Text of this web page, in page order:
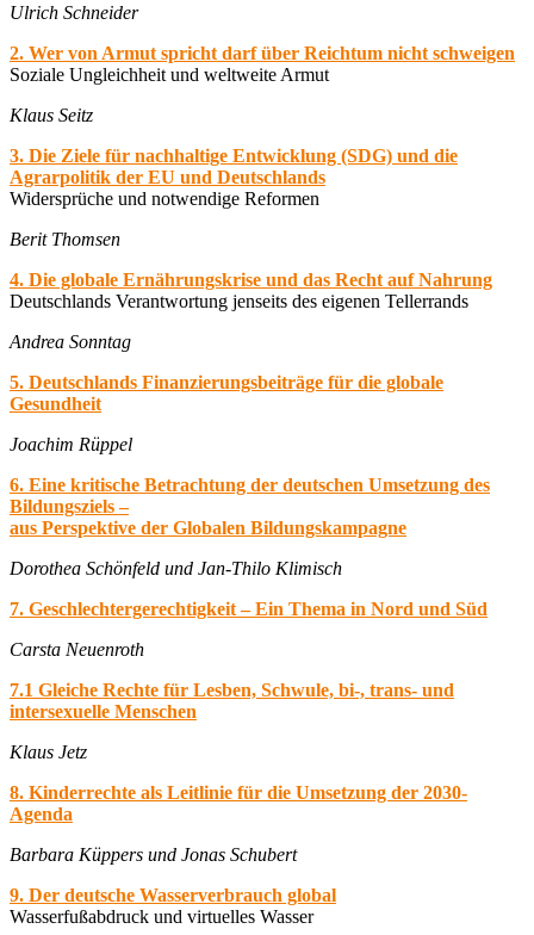
Ulrich Schneider
2. Wer von Armut spricht darf über Reichtum nicht schweigen
Soziale Ungleichheit und weltweite Armut
Klaus Seitz
3. Die Ziele für nachhaltige Entwicklung (SDG) und die
Agrarpolitik der EU und Deutschlands
Widersprüche und notwendige Reformen
Berit Thomsen
4. Die globale Ernährungskrise und das Recht auf Nahrung
Deutschlands Verantwortung jenseits des eigenen Tellerrands
Andrea Sonntag
5. Deutschlands Finanzierungsbeiträge für die globale
Gesundheit
Joachim Rüppel
6. Eine kritische Betrachtung der deutschen Umsetzung des
Bildungsziels –
aus Perspektive der Globalen Bildungskampagne
Dorothea Schönfeld und Jan-Thilo Klimisch
7. Geschlechtergerechtigkeit – Ein Thema in Nord und Süd
Carsta Neuenroth
7.1 Gleiche Rechte für Lesben, Schwule, bi-, trans- und
intersexuelle Menschen
Klaus Jetz
8. Kinderrechte als Leitlinie für die Umsetzung der 2030-
Agenda
Barbara Küppers und Jonas Schubert
9. Der deutsche Wasserverbrauch global
Wasserfußabdruck und virtuelles Wasser